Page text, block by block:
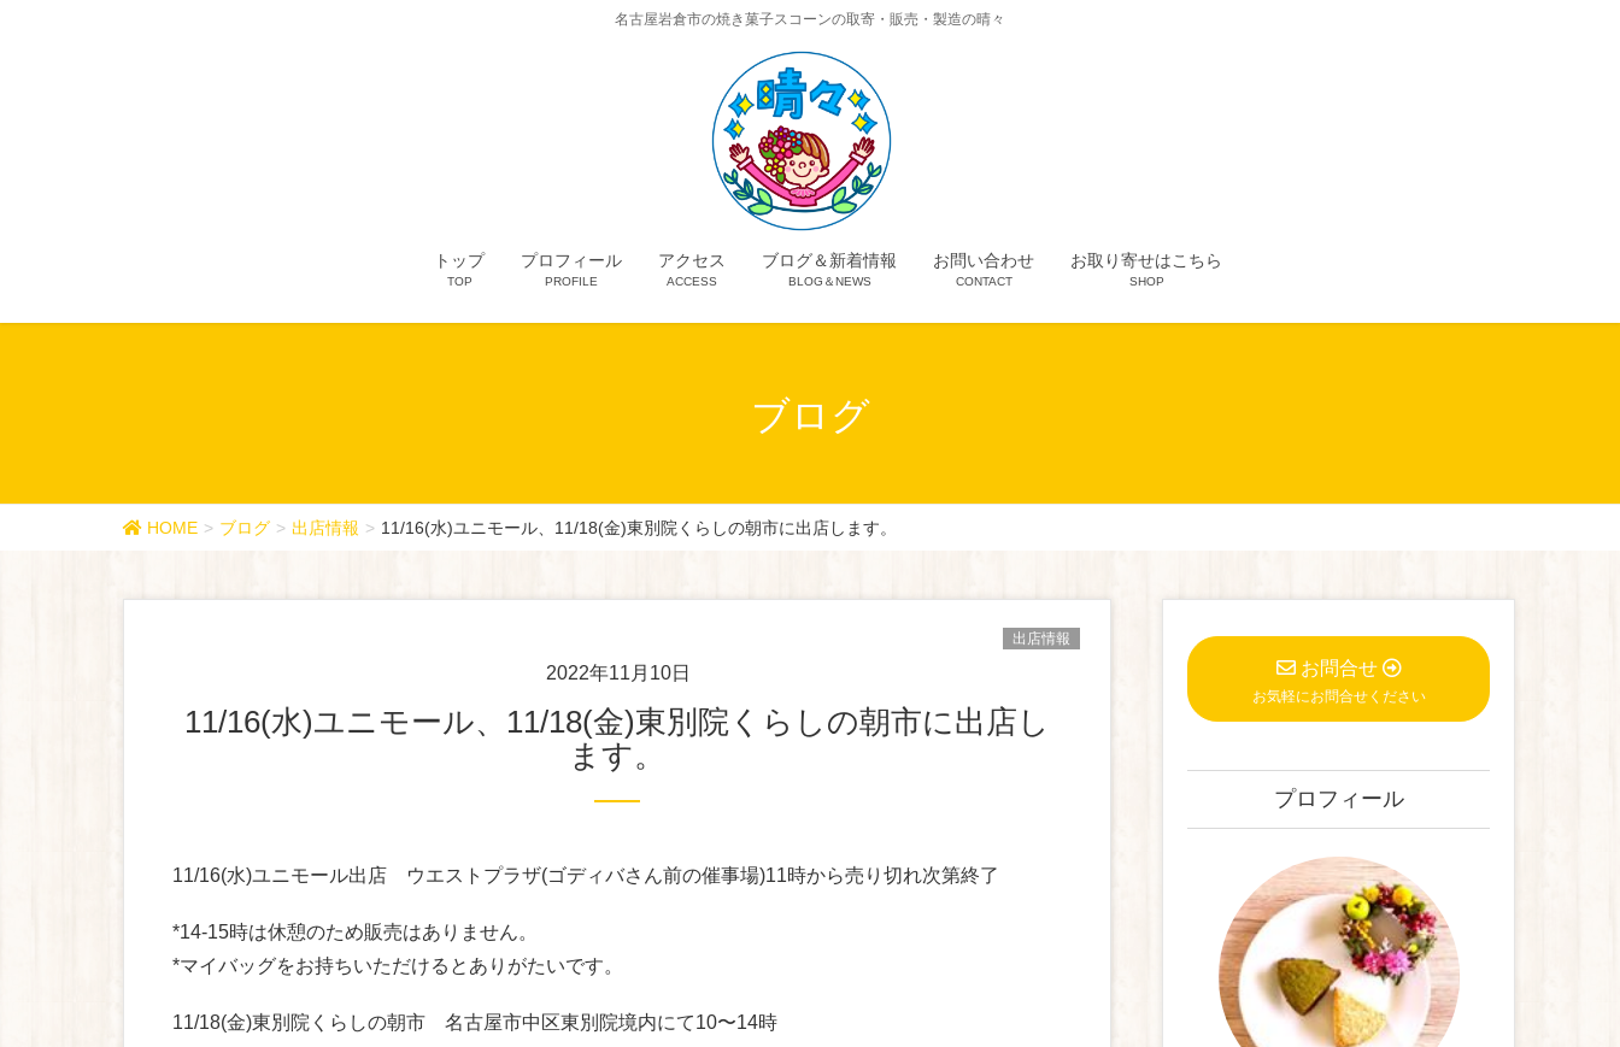
名古屋岩倉市の焼き菓子スコーンの取寄・販売・製造の晴々
トップ
TOP
プロフィール
PROFILE
アクセス
ACCESS
ブログ＆新着情報
BLOG＆NEWS
お問い合わせ
CONTACT
お取り寄せはこちら
SHOP
ブログ
HOME ブログ 出店情報 11/16(水)ユニモール、11/18(金)東別院くらしの朝市に出店します。
2022年11月10日
出店情報
11/16(水)ユニモール、11/18(金)東別院くらしの朝市に出店し
ます。
11/16(水)ユニモール出店 ウエストプラザ(ゴディバさん前の催事場)11時から売り切れ次第終了
*14-15時は休憩のため販売はありません。
*マイバッグをお持ちいただけるとありがたいです。
11/18(金)東別院くらしの朝市 名古屋市中区東別院境内にて10〜14時
お問合せ
お気軽にお問合せください
プロフィール